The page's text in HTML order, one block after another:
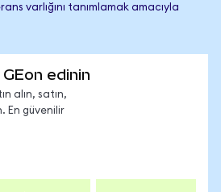
varlığını tanımlamak amacıyla
edinin
alın, satın,
En güvenilir